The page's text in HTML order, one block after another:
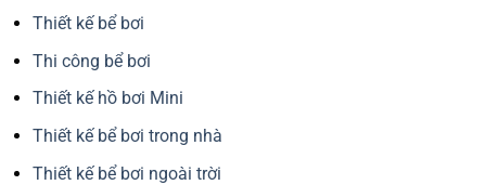
Thiết kế bể bơi
Thi công bể bơi
Thiết kế hồ bơi Mini
Thiết kế bể bơi trong nhà
Thiết kế bể bơi ngoài trời